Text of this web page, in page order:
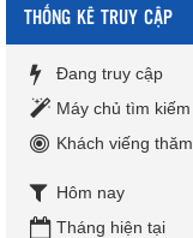
THỐNG KÊ TRUY CẬP
Đang truy cập
Máy chủ tìm kiếm
Khách viếng thăm
Hôm nay
Tháng hiện tại